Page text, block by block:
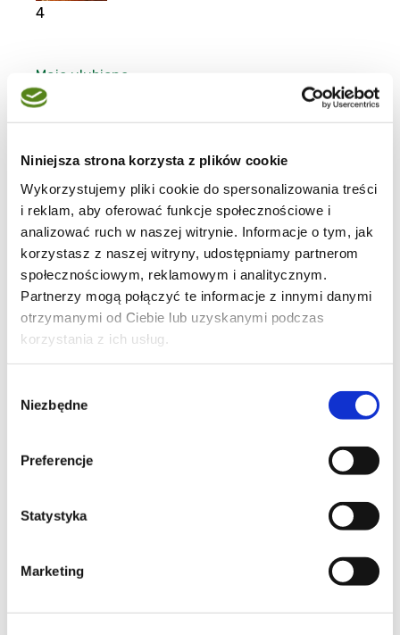
Niniejsza strona korzysta z plików cookie
Wykorzystujemy pliki cookie do spersonalizowania treści
i reklam, aby oferować funkcje społecznościowe i
analizować ruch w naszej witrynie. Informacje o tym, jak
korzystasz z naszej witryny, udostępniamy partnerom
społecznościowym, reklamowym i analitycznym.
Partnerzy mogą połączyć te informacje z innymi danymi
otrzymanymi od Ciebie lub uzyskanymi podczas
korzystania z ich usług.
zgody
Niezbędne
Preferencje
Statystyka
Marketing
4
Moje ulubione
9
13
Moje ulubione